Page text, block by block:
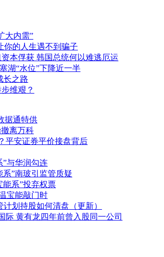
大内需”
你的人生遇不到骗子
本俘获 韩国总统何以难逃厄运
湖“水位”下降近一半
长之路
维艰？
据通特供
离万科
平安证券平价接盘背后
”与华润勾连
”南玻引监管质疑
能系”投弃权票
宝能敲门时
划持股如何清盘（更新）
际 黄有龙四年前曾入股同一公司